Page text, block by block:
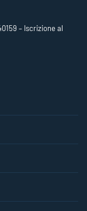
– Iscrizione al